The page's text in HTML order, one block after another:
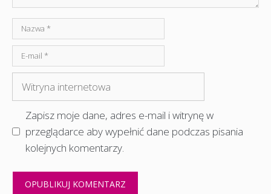
Nazwa
mail
internetowa
Zapisz moje dane, adres e-mail i witrynę w
przeglądarce aby wypełnić dane podczas pisania
kolejnych komentarzy.